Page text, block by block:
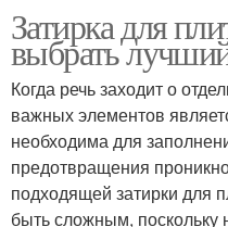
Затирка для
выбрать
Когда речь заходит о
важных элементов
необходима для
предотвращения
подходящей затирки для
быть сложным, поскольку